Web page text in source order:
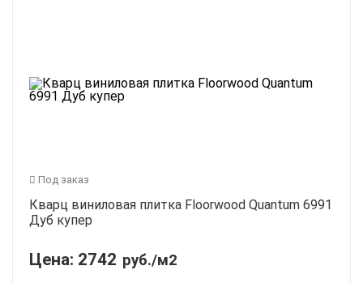
Под заказ
Кварц виниловая плитка Floorwood Quantum 6991
Дуб купер
Цена: 2742 руб./м2